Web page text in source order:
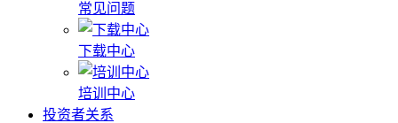
常见问题
下载中心
培训中心
投资者关系